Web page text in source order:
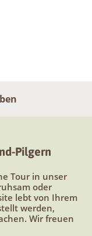
Pilgern
Tour in unser
oder
lebt von Ihrem
werden,
Wir freuen